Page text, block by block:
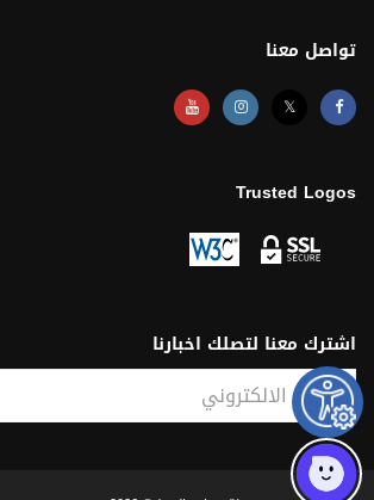
تواصل معنا
𝕏
Trusted Logos
اشترك معنا لتصلك اخبارنا
البريد الالكتروني
Subscribe Result